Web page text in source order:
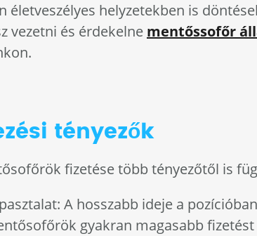
életveszélyes helyzetekben is
vezetni és érdekelne mentőssofőr
tényezők
fizetése több tényezőtől is
A hosszabb ideje a
gyakran magasabb